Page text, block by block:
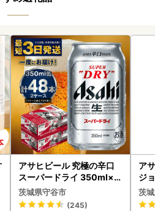
アサヒビール 究極の辛口
スーパードライ 350ml×4
8本 ビール
茨城県守谷市
(245)
ア
ジ
(1ケース)
ビ
茨